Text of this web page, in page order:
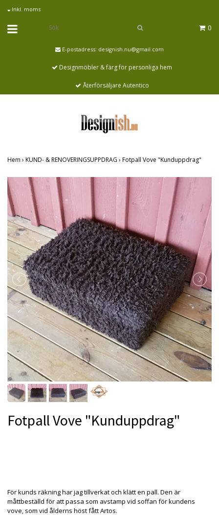
Inkl. moms
0
E-postadress: designish.nu@gmail.com
Designmöbler & färg för personliga hem
Återförsäljare Autentico
Hem › KUND- & RENOVERINGSUPPDRAG › Fotpall Vove "Kunduppdrag"
Fotpall Vove "Kunduppdrag"
För kunds räkning har jag tillverkat och klätt en pall. Den är
måttbeställd för att passa som avstamp vid soffan för kundens
vove, som vid ålderns höst fått Artos.